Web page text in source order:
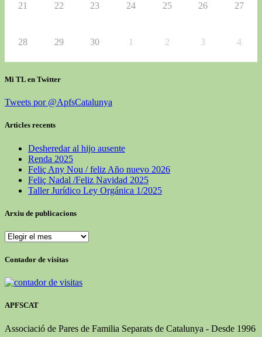
21 22 23 24 25 26 27
28 29 30 1 2 3 4
Mi TL en Twitter
Tweets por @ApfsCatalunya
Articles recents
Desheredar al hijo ausente
Renda 2025
Feliç Any Nou / feliz Año nuevo 2026
Feliç Nadal /Feliz Navidad 2025
Taller Jurídico Ley Orgánica 1/2025
Arxiu de publicacions
Arxiu
publicacions
Contador de visitas
APFSCAT
Associació de Pares de Familia Separats de Catalunya - Desde 1996